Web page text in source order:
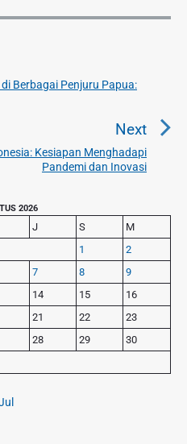
Berbagai Penjuru Papua:
Next
N
e
t
p
Kesiapan Menghadapi
Pandemi dan Inovasi
2026
J S
M
1
2
7 8
9
14 15
16
21 22
23
28 29
30